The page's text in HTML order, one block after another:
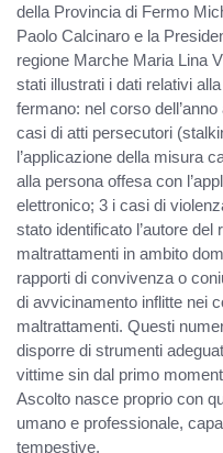
della Provincia di Fermo
Paolo Calcinaro e la
regione Marche Maria Lina
stati illustrati i dati relativi
fermano: nel corso
casi di atti persecutori
l’applicazione della misura
alla persona offesa con
elettronico; 3 i casi di
stato identificato l’autore
maltrattamenti in ambito
rapporti di convivenza o
di avvicinamento inflitte nei
maltrattamenti. Questi
disporre di strumenti
vittime sin dal primo
Ascolto nasce proprio con
umano e professionale,
tempestive.